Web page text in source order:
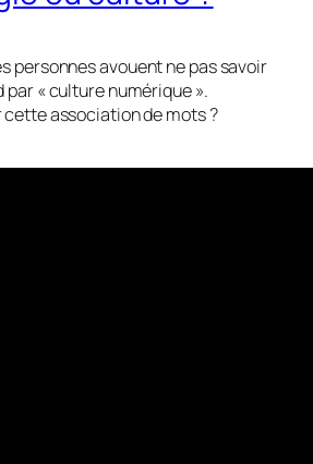
personnes avouent ne pas savoir
par «culture numérique».
cette association de mots ?